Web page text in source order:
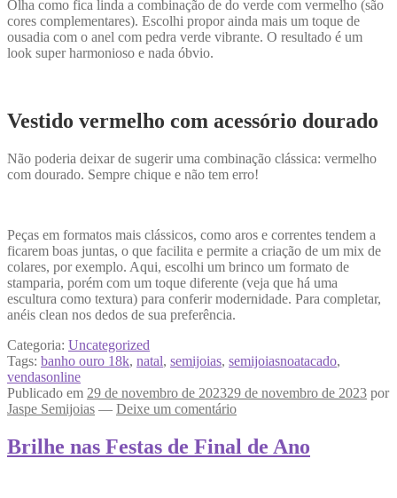
Olha como fica linda a combinação de do verde com vermelho (são
cores complementares). Escolhi propor ainda mais um toque de
ousadia com o anel com pedra verde vibrante. O resultado é um
look super harmonioso e nada óbvio.
Vestido vermelho com acessório dourado
Não poderia deixar de sugerir uma combinação clássica: vermelho
com dourado. Sempre chique e não tem erro!
Peças em formatos mais clássicos, como aros e correntes tendem a
ficarem boas juntas, o que facilita e permite a criação de um mix de
colares, por exemplo. Aqui, escolhi um brinco um formato de
stamparia, porém com um toque diferente (veja que há uma
escultura como textura) para conferir modernidade. Para completar,
anéis clean nos dedos de sua preferência.
Categoria: Uncategorized
Tags: banho ouro 18k, natal, semijoias, semijoiasnoatacado,
vendasonline
Publicado em 29 de novembro de 202329 de novembro de 2023 por
Jaspe Semijoias — Deixe um comentário
Brilhe nas Festas de Final de Ano